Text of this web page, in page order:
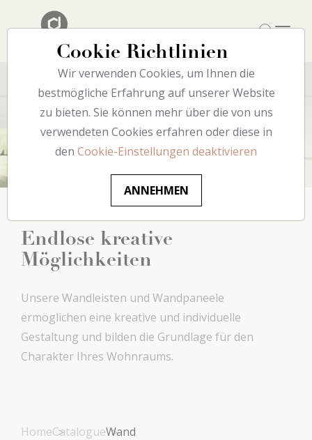
Wand
Endlose kreative
Möglichkeiten
Unsere Wandleisten und Wandpaneele
ermöglichen eine kreative und individuelle
Gestaltung und bilden die Grundlage für den
Charakter Ihres Wohnraums.
HomeCatalogueWand
Cookie Richtlinien
Wir verwenden Cookies, um Ihnen die
bestmögliche Erfahrung auf unserer Website
zu bieten. Sie können mehr über die von uns
verwendeten Cookies erfahren oder diese in
den Cookie-Einstellungen deaktivieren
ANNEHMEN